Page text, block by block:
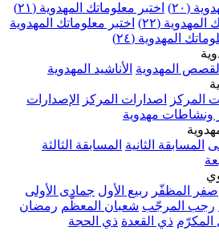
معلوماتك المهدوية (٢١)
اختبر معلوماتك المهدوية
الأناشيد المهدوية
المركز الإصدارات
المسابقة الثالثة
الأول جمادى الأولى
شعبان المعظّم رمضان
ذي الحجة